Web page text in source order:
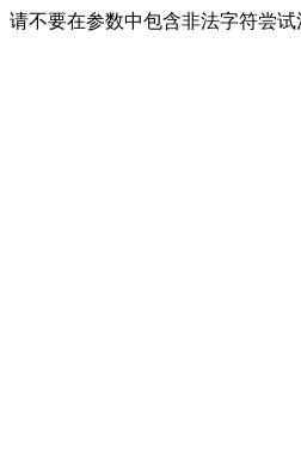
请不要在参数中包含非法字符尝